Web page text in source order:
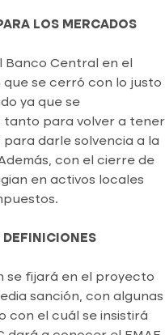
LOS MERCADOS
Banco Central en el
se cerró con lo justo
ya que se
tanto para volver a tener
para darle solvencia a la
con el cierre de
en activos locales
se fijará en el proyecto
sanción, con algunas
con el cuál se insistirá